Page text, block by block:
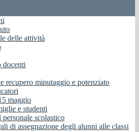
delle attività
docenti
recupero minutaggio e potenziato
maggio
e studenti
scolastico
di assegnazione degli alunni alle classi